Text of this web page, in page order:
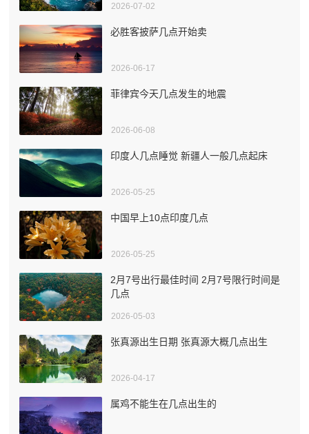
2026-07-02
必胜客披萨几点开始卖
2026-06-17
菲律宾今天几点发生的地震
2026-06-08
印度人几点睡觉 新疆人一般几点起床
2026-05-25
中国早上10点印度几点
2026-05-25
2月7号出行最佳时间 2月7号限行时间是
几点
2026-05-03
张真源出生日期 张真源大概几点出生
2026-04-17
属鸡不能生在几点出生的